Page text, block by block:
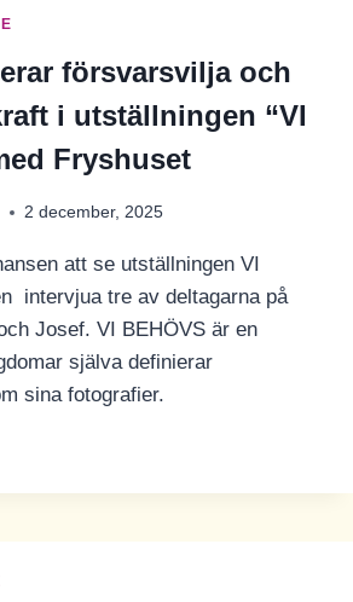
försvarsvilja och
i utställningen “VI
Fryshuset
2 december, 2025
att se utställningen VI
intervjua tre av deltagarna på
Josef. VI BEHÖVS är en
själva definierar
sina fotografier.